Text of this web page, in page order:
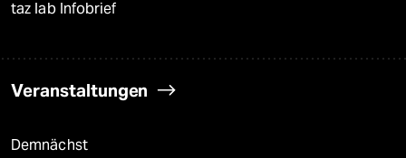
taz lab Infobrief
Veranstaltungen
Demnächst